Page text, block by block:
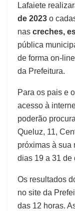
Lafaiete
de 2023 o
nas creches,
pública
de forma on-
da Prefeitura.
Para os pais e
acesso à
poderão
Queluz, 11,
próximas à sua
dias 19 a 31 de
Os resultados
no site da
das 12 horas.